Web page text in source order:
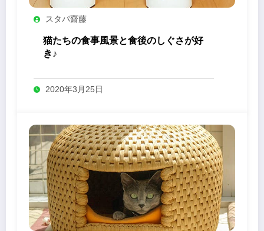
スタパ齋藤
猫たちの食事風景と食後のしぐさが好
き♪
2020年3月25日